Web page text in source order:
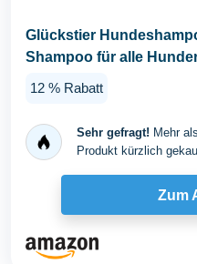
Glückstier
Shampoo für alle
12 % Rabatt
Sehr gefragt! Mehr
Produkt kürzlich
Zum